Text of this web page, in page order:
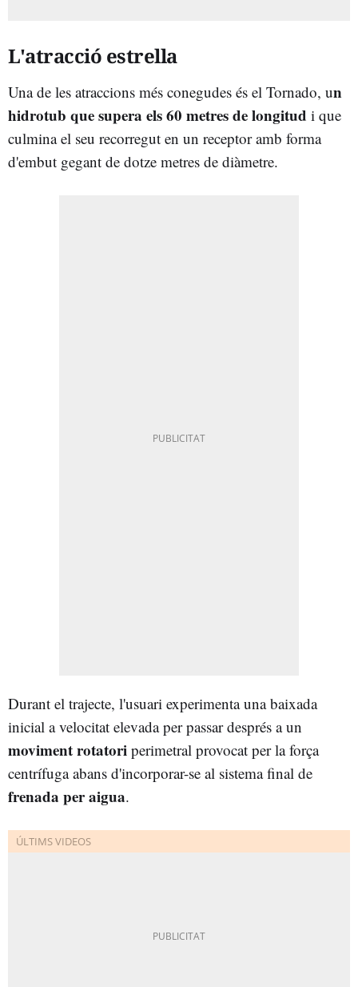
L'atracció estrella
Una de les atraccions més conegudes és el Tornado, un
hidrotub que supera els 60 metres de longitud i que
culmina el seu recorregut en un receptor amb forma
d'embut gegant de dotze metres de diàmetre.
Durant el trajecte, l'usuari experimenta una baixada
inicial a velocitat elevada per passar després a un
moviment rotatori perimetral provocat per la força
centrífuga abans d'incorporar-se al sistema final de
frenada per aigua.